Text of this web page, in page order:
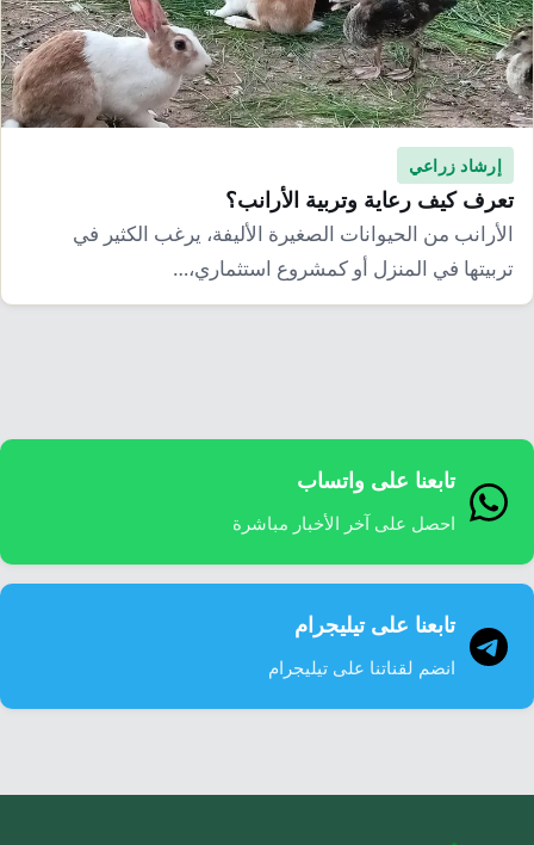
قضايا
معيشة
قصة
انفوجرافيك
قصص رقمية
تقارير صور
فيديو
إرشاد زراعي
تعرف كيف رعاية وتربية الأرانب؟
الأرانب من الحيوانات الصغيرة الأليفة، يرغب الكثير في
تربيتها في المنزل أو كمشروع استثماري،…
تابعنا على واتساب
احصل على آخر الأخبار مباشرة
تابعنا على تيليجرام
انضم لقناتنا على تيليجرام